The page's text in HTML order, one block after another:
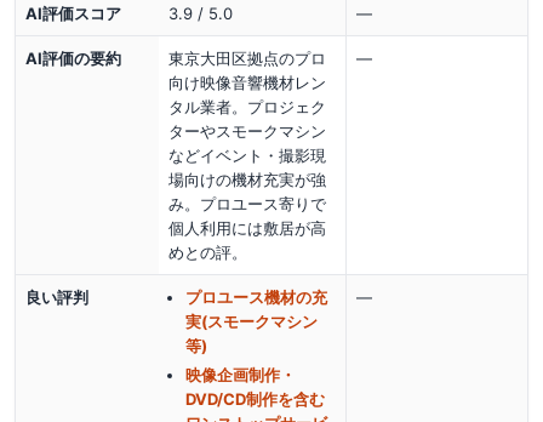
AI評価スコア 3.9 / 5.0 —
AI評価の要約
東京大田区拠点のプロ
向け映像音響機材レン
タル業者。プロジェク
ターやスモークマシン
などイベント・撮影現
場向けの機材充実が強
み。プロユース寄りで
個人利用には敷居が高
めとの評。
—
良い評判
プロユース機材の充
実(スモークマシン
等)
映像企画制作・
DVD/CD制作を含む
—